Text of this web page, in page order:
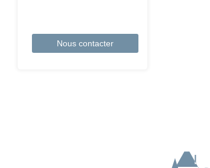
Nous contacter